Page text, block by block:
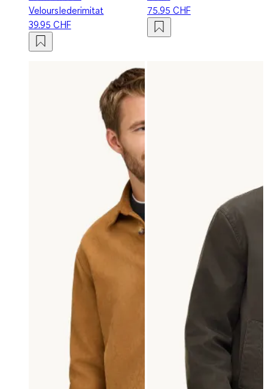
Velourslederimitat
39.95 CHF
75.95 CHF